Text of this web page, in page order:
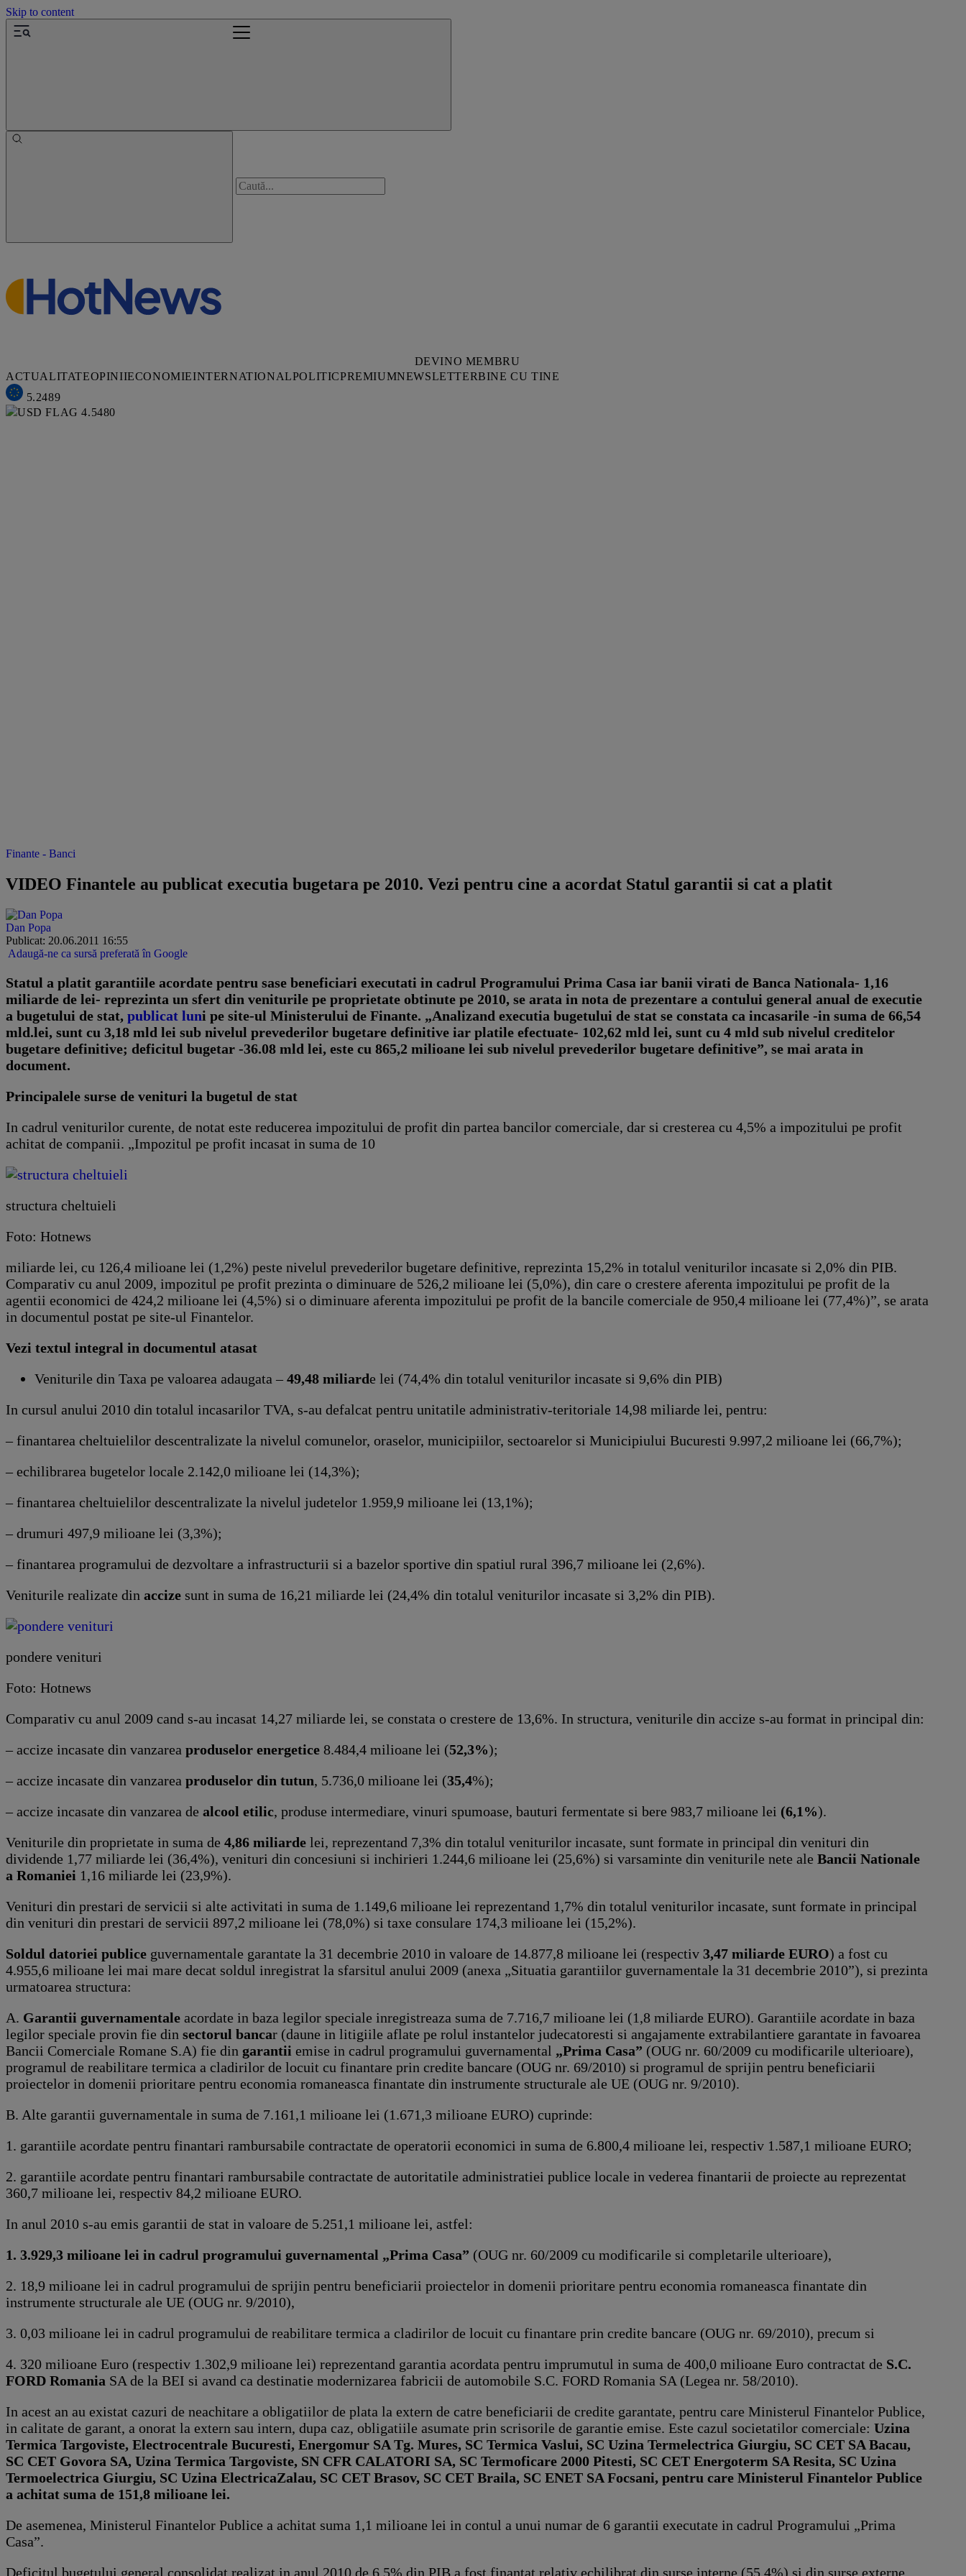
Skip to content
DEVINO MEMBRU
ACTUALITATEOPINIIECONOMIEINTERNATIONALPOLITICPREMIUMNEWSLETTERBINE CU TINE
5.2489
4.5480
Finante - Banci
VIDEO Finantele au publicat executia bugetara pe 2010. Vezi pentru cine a acordat Statul garantii si cat a platit
Dan Popa
Publicat: 20.06.2011 16:55
Adaugă-ne ca sursă preferată în Google
Statul a platit garantiile acordate pentru sase beneficiari executati in cadrul Programului Prima Casa iar banii virati de Banca Nationala- 1,16
miliarde de lei- reprezinta un sfert din veniturile pe proprietate obtinute pe 2010, se arata in nota de prezentare a contului general anual de executie
a bugetului de stat, publicat luni pe site-ul Ministerului de Finante. „Analizand executia bugetului de stat se constata ca incasarile -in suma de 66,54
mld.lei, sunt cu 3,18 mld lei sub nivelul prevederilor bugetare definitive iar platile efectuate- 102,62 mld lei, sunt cu 4 mld sub nivelul creditelor
bugetare definitive; deficitul bugetar -36.08 mld lei, este cu 865,2 milioane lei sub nivelul prevederilor bugetare definitive”, se mai arata in
document.
Principalele surse de venituri la bugetul de stat
In cadrul veniturilor curente, de notat este reducerea impozitului de profit din partea bancilor comerciale, dar si cresterea cu 4,5% a impozitului pe profit
achitat de companii. „Impozitul pe profit incasat in suma de 10
structura cheltuieli
Foto: Hotnews
miliarde lei, cu 126,4 milioane lei (1,2%) peste nivelul prevederilor bugetare definitive, reprezinta 15,2% in totalul veniturilor incasate si 2,0% din PIB.
Comparativ cu anul 2009, impozitul pe profit prezinta o diminuare de 526,2 milioane lei (5,0%), din care o crestere aferenta impozitului pe profit de la
agentii economici de 424,2 milioane lei (4,5%) si o diminuare aferenta impozitului pe profit de la bancile comerciale de 950,4 milioane lei (77,4%)”, se arata
in documentul postat pe site-ul Finantelor.
Vezi textul integral in documentul atasat
Veniturile din Taxa pe valoarea adaugata – 49,48 miliarde lei (74,4% din totalul veniturilor incasate si 9,6% din PIB)
In cursul anului 2010 din totalul incasarilor TVA, s-au defalcat pentru unitatile administrativ-teritoriale 14,98 miliarde lei, pentru:
– finantarea cheltuielilor descentralizate la nivelul comunelor, oraselor, municipiilor, sectoarelor si Municipiului Bucuresti 9.997,2 milioane lei (66,7%);
– echilibrarea bugetelor locale 2.142,0 milioane lei (14,3%);
– finantarea cheltuielilor descentralizate la nivelul judetelor 1.959,9 milioane lei (13,1%);
– drumuri 497,9 milioane lei (3,3%);
– finantarea programului de dezvoltare a infrastructurii si a bazelor sportive din spatiul rural 396,7 milioane lei (2,6%).
Veniturile realizate din accize sunt in suma de 16,21 miliarde lei (24,4% din totalul veniturilor incasate si 3,2% din PIB).
pondere venituri
Foto: Hotnews
Comparativ cu anul 2009 cand s-au incasat 14,27 miliarde lei, se constata o crestere de 13,6%. In structura, veniturile din accize s-au format in principal din:
– accize incasate din vanzarea produselor energetice 8.484,4 milioane lei (52,3%);
– accize incasate din vanzarea produselor din tutun, 5.736,0 milioane lei (35,4%);
– accize incasate din vanzarea de alcool etilic, produse intermediare, vinuri spumoase, bauturi fermentate si bere 983,7 milioane lei (6,1%).
Veniturile din proprietate in suma de 4,86 miliarde lei, reprezentand 7,3% din totalul veniturilor incasate, sunt formate in principal din venituri din
dividende 1,77 miliarde lei (36,4%), venituri din concesiuni si inchirieri 1.244,6 milioane lei (25,6%) si varsaminte din veniturile nete ale Bancii Nationale
a Romaniei 1,16 miliarde lei (23,9%).
Venituri din prestari de servicii si alte activitati in suma de 1.149,6 milioane lei reprezentand 1,7% din totalul veniturilor incasate, sunt formate in principal
din venituri din prestari de servicii 897,2 milioane lei (78,0%) si taxe consulare 174,3 milioane lei (15,2%).
Soldul datoriei publice guvernamentale garantate la 31 decembrie 2010 in valoare de 14.877,8 milioane lei (respectiv 3,47 miliarde EURO) a fost cu
4.955,6 milioane lei mai mare decat soldul inregistrat la sfarsitul anului 2009 (anexa „Situatia garantiilor guvernamentale la 31 decembrie 2010”), si prezinta
urmatoarea structura:
A. Garantii guvernamentale acordate in baza legilor speciale inregistreaza suma de 7.716,7 milioane lei (1,8 miliarde EURO). Garantiile acordate in baza
legilor speciale provin fie din sectorul bancar (daune in litigiile aflate pe rolul instantelor judecatoresti si angajamente extrabilantiere garantate in favoarea
Bancii Comerciale Romane S.A) fie din garantii emise in cadrul programului guvernamental „Prima Casa” (OUG nr. 60/2009 cu modificarile ulterioare),
programul de reabilitare termica a cladirilor de locuit cu finantare prin credite bancare (OUG nr. 69/2010) si programul de sprijin pentru beneficiarii
proiectelor in domenii prioritare pentru economia romaneasca finantate din instrumente structurale ale UE (OUG nr. 9/2010).
B. Alte garantii guvernamentale in suma de 7.161,1 milioane lei (1.671,3 milioane EURO) cuprinde:
1. garantiile acordate pentru finantari rambursabile contractate de operatorii economici in suma de 6.800,4 milioane lei, respectiv 1.587,1 milioane EURO;
2. garantiile acordate pentru finantari rambursabile contractate de autoritatile administratiei publice locale in vederea finantarii de proiecte au reprezentat
360,7 milioane lei, respectiv 84,2 milioane EURO.
In anul 2010 s-au emis garantii de stat in valoare de 5.251,1 milioane lei, astfel:
1. 3.929,3 milioane lei in cadrul programului guvernamental „Prima Casa” (OUG nr. 60/2009 cu modificarile si completarile ulterioare),
2. 18,9 milioane lei in cadrul programului de sprijin pentru beneficiarii proiectelor in domenii prioritare pentru economia romaneasca finantate din
instrumente structurale ale UE (OUG nr. 9/2010),
3. 0,03 milioane lei in cadrul programului de reabilitare termica a cladirilor de locuit cu finantare prin credite bancare (OUG nr. 69/2010), precum si
4. 320 milioane Euro (respectiv 1.302,9 milioane lei) reprezentand garantia acordata pentru imprumutul in suma de 400,0 milioane Euro contractat de S.C.
FORD Romania SA de la BEI si avand ca destinatie modernizarea fabricii de automobile S.C. FORD Romania SA (Legea nr. 58/2010).
In acest an au existat cazuri de neachitare a obligatiilor de plata la extern de catre beneficiarii de credite garantate, pentru care Ministerul Finantelor Publice,
in calitate de garant, a onorat la extern sau intern, dupa caz, obligatiile asumate prin scrisorile de garantie emise. Este cazul societatilor comerciale: Uzina
Termica Targoviste, Electrocentrale Bucuresti, Energomur SA Tg. Mures, SC Termica Vaslui, SC Uzina Termelectrica Giurgiu, SC CET SA Bacau,
SC CET Govora SA, Uzina Termica Targoviste, SN CFR CALATORI SA, SC Termoficare 2000 Pitesti, SC CET Energoterm SA Resita, SC Uzina
Termoelectrica Giurgiu, SC Uzina ElectricaZalau, SC CET Brasov, SC CET Braila, SC ENET SA Focsani, pentru care Ministerul Finantelor Publice
a achitat suma de 151,8 milioane lei.
De asemenea, Ministerul Finantelor Publice a achitat suma 1,1 milioane lei in contul a unui numar de 6 garantii executate in cadrul Programului „Prima
Casa”.
Deficitul bugetului general consolidat realizat in anul 2010 de 6,5% din PIB a fost finantat relativ echilibrat din surse interne (55,4%) si din surse externe